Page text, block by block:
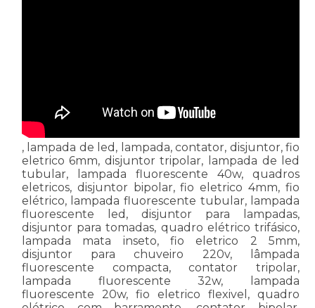
, lampada de led, lampada, contator, disjuntor, fio
eletrico 6mm, disjuntor tripolar, lampada de led
tubular, lampada fluorescente 40w, quadros
eletricos, disjuntor bipolar, fio eletrico 4mm, fio
elétrico, lampada fluorescente tubular, lampada
fluorescente led, disjuntor para lampadas,
disjuntor para tomadas, quadro elétrico trifásico,
lampada mata inseto, fio eletrico 2 5mm,
disjuntor para chuveiro 220v, lâmpada
fluorescente compacta, contator tripolar,
lampada fluorescente 32w, lampada
fluorescente 20w, fio eletrico flexivel, quadro